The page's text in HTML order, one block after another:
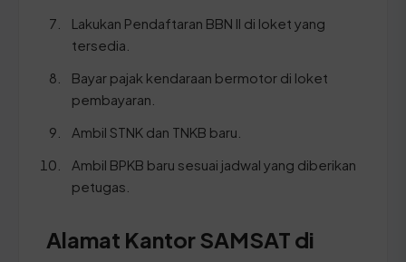
Lakukan Pendaftaran BBN II di loket yang
tersedia.
Bayar pajak kendaraan bermotor di loket
pembayaran.
Ambil STNK dan TNKB baru.
Ambil BPKB baru sesuai jadwal yang diberikan
petugas.
Alamat Kantor SAMSAT di